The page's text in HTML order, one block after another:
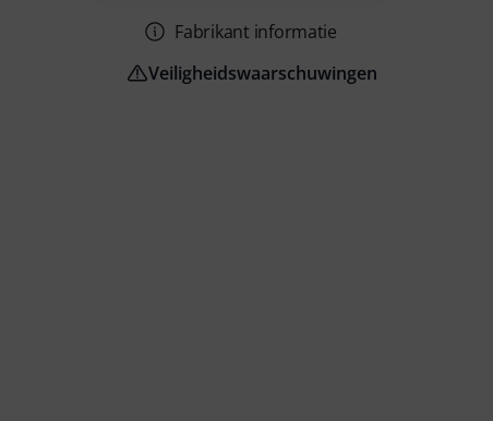
Fabrikant informatie
Veiligheidswaarschuwingen